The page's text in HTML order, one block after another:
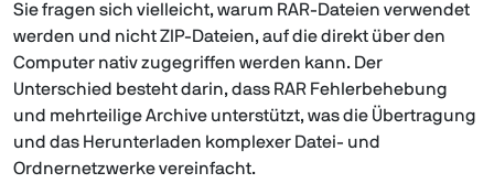
Sie fragen sich vielleicht, warum RAR-Dateien verwendet
werden und nicht ZIP-Dateien, auf die direkt über den
Computer nativ zugegriffen werden kann. Der
Unterschied besteht darin, dass RAR Fehlerbehebung
und mehrteilige Archive unterstützt, was die Übertragung
und das Herunterladen komplexer Datei- und
Ordnernetzwerke vereinfacht.